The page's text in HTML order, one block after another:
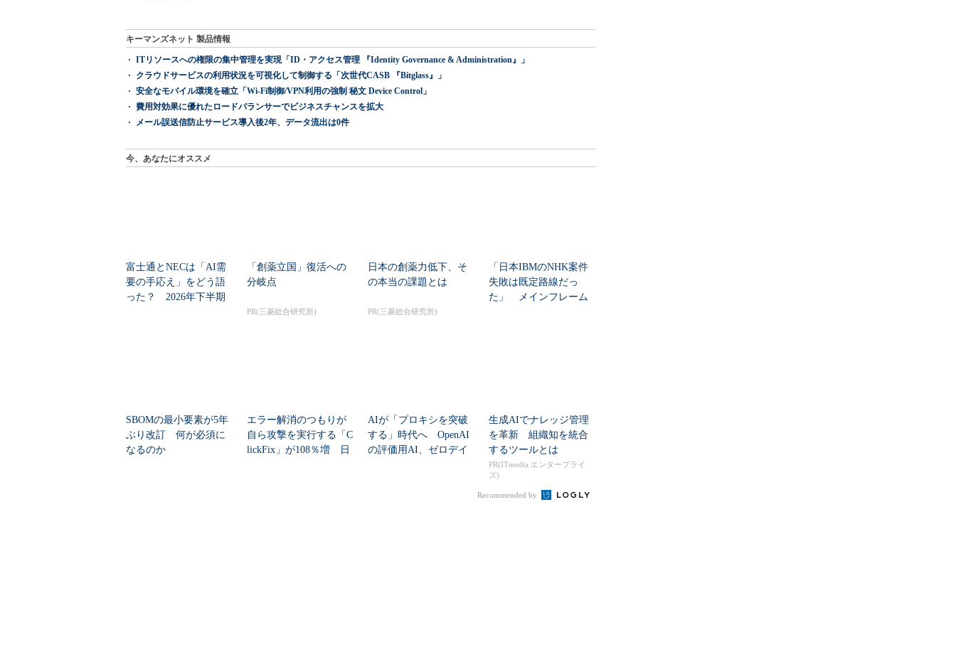
キーマンズネット 製品情報
ITリソースへの権限の集中管理を実現「ID・アクセス管理 『Identity Governance & Administration』」
クラウドサービスの利用状況を可視化して制御する「次世代CASB 『Bitglass』」
安全なモバイル環境を確立「Wi-Fi制御/VPN利用の強制 秘文 Device Control」
費用対効果に優れたロードバランサーでビジネスチャンスを拡大
メール誤送信防止サービス導入後2年、データ流出は0件
今、あなたにオススメ
富士通とNECは「AI需
要の手応え」をどう語
った？ 2026年下半期
「創薬立国」復活への
分岐点
PR(三菱総合研究所)
日本の創薬力低下、そ
の本当の課題とは
PR(三菱総合研究所)
「日本IBMのNHK案件
失敗は既定路線だっ
た」 メインフレーム
SBOMの最小要素が5年
ぶり改訂 何が必須に
なるのか
エラー解消のつもりが
自ら攻撃を実行する「C
lickFix」が108％増 日
AIが「プロキシを突破
する」時代へ OpenAI
の評価用AI、ゼロデイ
生成AIでナレッジ管理
を革新 組織知を統合
するツールとは
PR(ITmedia エンタープライ
ズ)
Recommended by